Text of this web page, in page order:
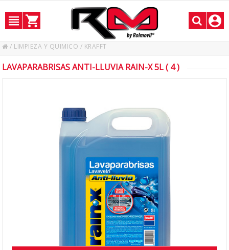
/ LIMPIEZA Y QUIMICO / KRAFFT
LAVAPARABRISAS ANTI-LLUVIA RAIN-X 5L ( 4 )